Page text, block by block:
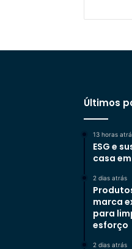
Últimos
13 horas
ESG e
casa
2 dias atrás
marca
para
esforço
2 dias atrás